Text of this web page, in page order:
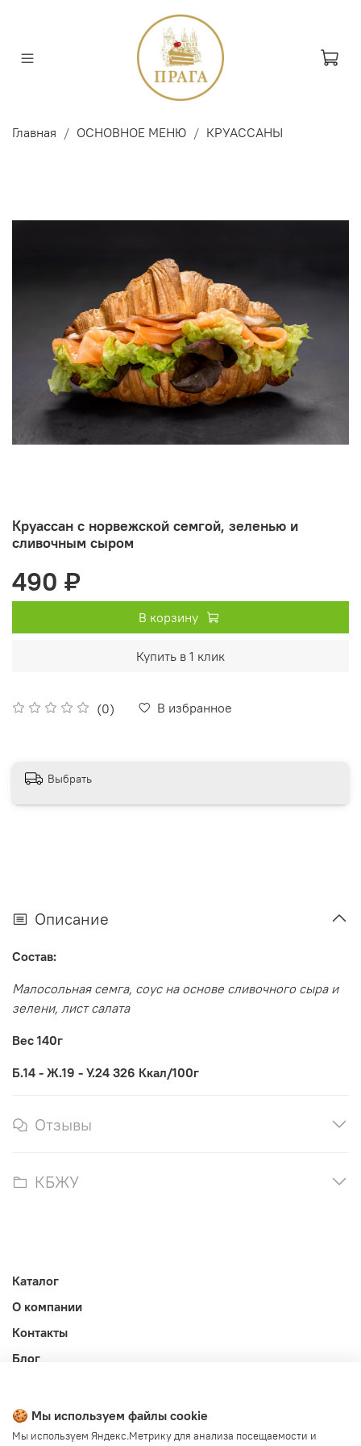
Главная ОСНОВНОЕ МЕНЮ КРУАССАНЫ
Круассан с норвежской семгой, зеленью и
сливочным сыром
(0) В избранное
490 ₽
В корзину
Купить в 1 клик
Выбрать
Описание
Состав:
Малосольная семга, соус на основе сливочного сыра и
зелени, лист салата
Вес 140г
Б.14 - Ж.19 - У.24 326 Ккал/100г
Отзывы
КБЖУ
Каталог
О компании
Контакты
Блог
Публичная оферта
Политика конфиденциальности и обработки ПД
🍪 Мы используем файлы cookie
Мы используем Яндекс.Метрику для анализа посещаемости и